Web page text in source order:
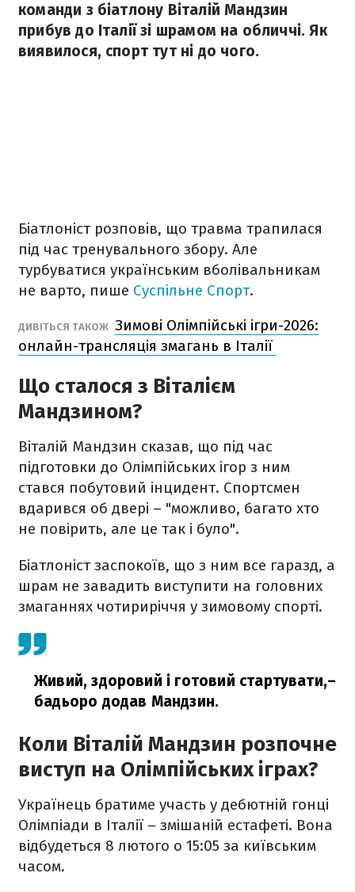
команди з біатлону Віталій Мандзин
прибув до Італії зі шрамом на обличчі. Як
виявилося, спорт тут ні до чого.
Біатлоніст розповів, що травма трапилася
під час тренувального збору. Але
турбуватися українським вболівальникам
не варто, пише Суспільне Спорт.
ДИВІТЬСЯ ТАКОЖ Зимові Олімпійські ігри-2026:
онлайн-трансляція змагань в Італії
Що сталося з Віталієм
Мандзином?
Віталій Мандзин сказав, що під час
підготовки до Олімпійських ігор з ним
стався побутовий інцидент. Спортсмен
вдарився об двері – "можливо, багато хто
не повірить, але це так і було".
Біатлоніст заспокоїв, що з ним все гаразд, а
шрам не завадить виступити на головних
змаганнях чотириріччя у зимовому спорті.
Живий, здоровий і готовий стартувати,–
бадьоро додав Мандзин.
Коли Віталій Мандзин розпочне
виступ на Олімпійських іграх?
Українець братиме участь у дебютній гонці
Олімпіади в Італії – змішаній естафеті. Вона
відбудеться 8 лютого о 15:05 за київським
часом.